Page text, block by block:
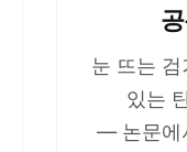
눈 뜨는
있는
— 논문에